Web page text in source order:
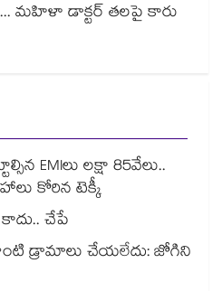
మహిళా డాక్టర్ తలపై కారు
EMIలు లక్షా 85వేలు..
కోరిన టెక్కీ
చేపే
డ్రామాలు చేయలేదు: జోగిని